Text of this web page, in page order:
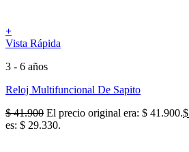
+
Vista Rápida
3 - 6 años
Reloj Multifuncional De Sapito
$41.900 El precio original era: $ 41.900.$
es: $ 29.330.